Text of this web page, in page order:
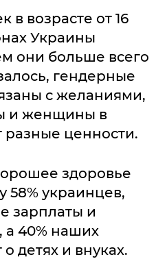
в возрасте от 16
Украины
они больше всего
гендерные
с желаниями,
и женщины в
разные ценности.
здоровье
58% украинцев,
зарплаты и
а 40% наших
детях и внуках.